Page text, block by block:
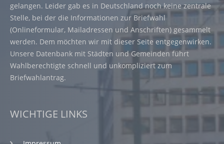
gelangen. Leider gab es in Deutschland noch keine zentrale
Stelle, bei der die Informationen zur Briefwahl
(Onlineformular, Mailadressen und Anschriften) gesammelt
werden. Dem möchten wir mit dieser Seite entgegenwirken.
Unsere Datenbank mit Städten und Gemeinden führt
Wahlberechtigte schnell und unkompliziert zum
Briefwahlantrag.
WICHTIGE LINKS